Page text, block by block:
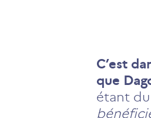
C’est
que
étant